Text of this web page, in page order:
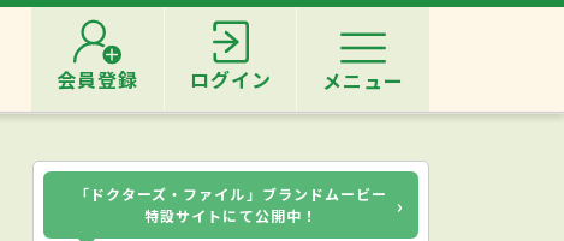
会員登録 ログイン メニュー
「ドクターズ・ファイル」ブランドムービー
特設サイトにて公開中！
›